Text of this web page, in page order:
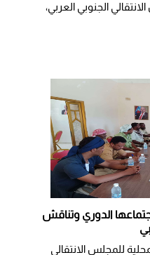
الجنوبي العربي،
الدوري وتناقش
للمجلس الانتقالي